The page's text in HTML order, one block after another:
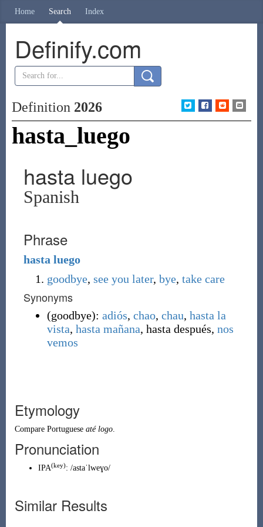
Home Search Index
Definify.com
Definition 2026
hasta_luego
hasta luego
Spanish
Phrase
hasta luego
goodbye, see you later, bye, take care
Synonyms
(goodbye): adiós, chao, chau, hasta la
vista, hasta mañana, hasta después, nos
vemos
Etymology
Compare Portuguese até logo.
Pronunciation
IPA(key): /astaˈlweɣo/
Similar Results